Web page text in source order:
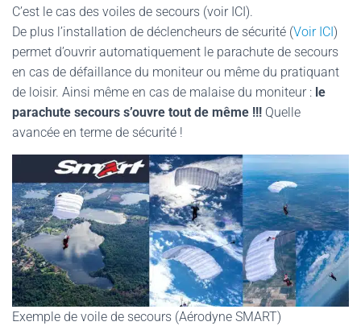
C’est le cas des voiles de secours (voir ICI).
De plus l’installation de déclencheurs de sécurité (Voir ICI)
permet d’ouvrir automatiquement le parachute de secours
en cas de défaillance du moniteur ou même du pratiquant
de loisir. Ainsi même en cas de malaise du moniteur : le
parachute secours s’ouvre tout de même !!! Quelle
avancée en terme de sécurité !
Exemple de voile de secours (Aérodyne SMART)